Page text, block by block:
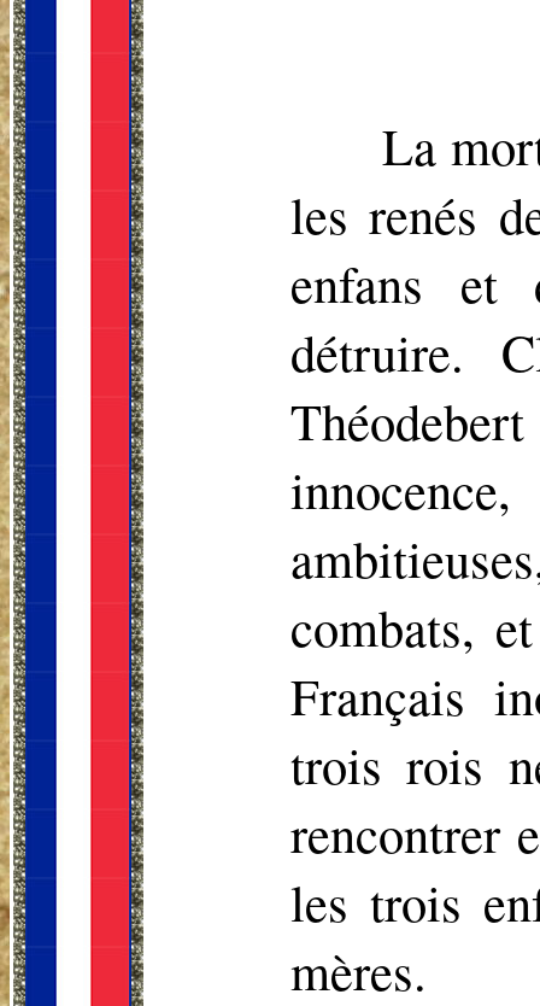
La
les renés
enfans et
détruire.
combats,
Français
trois rois
rencontrer
les trois
mères.